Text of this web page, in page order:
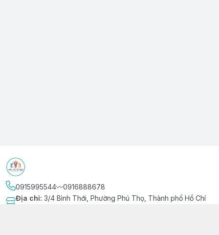
0915995544〰️0916888678
Địa chỉ: 3/4 Bình Thới, Phường Phú Thọ, Thành phố Hồ Chí